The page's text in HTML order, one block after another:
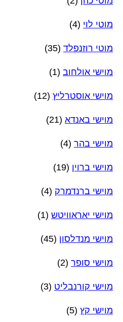
מוטי לוי (4)
מוטי רוזנפלד (35)
מוישי אולחוב (1)
מוישי אוסטרליץ (12)
מוישי באנדא (21)
מוישי בהר (4)
מוישי ברוין (19)
מוישי ברנדמרק (4)
מוישי יאראוויטש (1)
מוישי מנדלסון (45)
מוישי סופר (2)
מוישי קורנבליט (3)
מוישי קץ (5)